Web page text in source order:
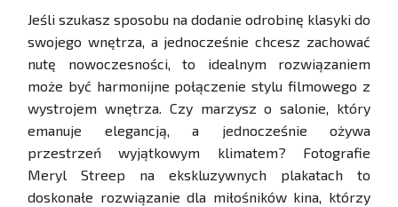
Jeśli szukasz sposobu na dodanie odrobinę klasyki do
swojego wnętrza, a jednocześnie chcesz zachować
nutę nowoczesności, to idealnym rozwiązaniem
może być harmonijne połączenie stylu filmowego z
wystrojem wnętrza. Czy marzysz o salonie, który
emanuje elegancją, a jednocześnie ożywa
przestrzeń wyjątkowym klimatem? Fotografie
Meryl Streep na ekskluzywnych plakatach to
doskonałe rozwiązanie dla miłośników kina, którzy